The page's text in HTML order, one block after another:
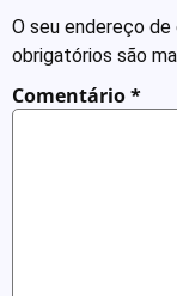
O seu endereço de
obrigatórios são
Comentário*